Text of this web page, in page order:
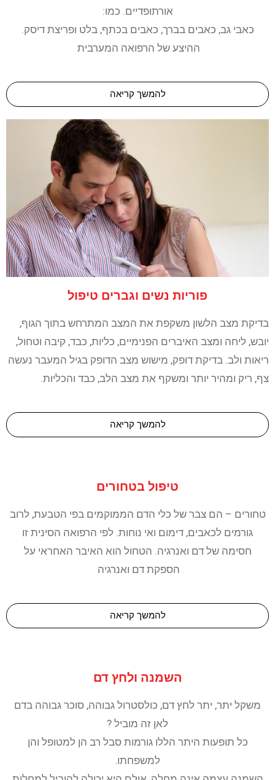
אורתופדיים. כמו:
כאבי גב, כאבים בברך, כאבים בכתף, בלט ופריצת דיסק.
ההיצע של הרפואה המערבית
להמשך קריאה
פוריות נשים וגברים טיפול
בדיקת מצב הלשון משקפת את המצב המתרחש בתוך הגוף,
יובש, ליחה ומצב האיברים הפנימיים, כליות, כבד, קיבה וטחול,
ריאות ולב. בדיקת דופק, מישוש מצב הדופק בגיל המעבר נעשה
צף, ריק ומהיר יותר ומשקף את מצב הלב, כבד והכליות.
להמשך קריאה
טיפול בטחורים
טחורים – הם צבר של כלי הדם הממוקמים בפי הטבעת, לרוב
גורמים לכאבים, דימום ואי נוחות. לפי הרפואה הסינית זו
חסימה של דם ואנרגיה. הטחול הוא האיבר האחראי על
הספקת דם ואנרגיה
להמשך קריאה
השמנה ולחץ דם
משקל יתר, יתר לחץ דם, כולסטרול גבוהה, סוכר גבוהה בדם
לאן זה מוביל ?
כל תופעות היתר הללו גורמות סבל רב הן למטופל והן
למשפחתו.